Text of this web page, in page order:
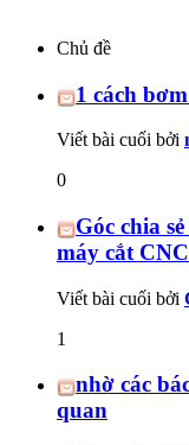
Chủ đề
1 cách
Viết bài cuối bởi
0
Góc chia
máy cắt
Viết bài cuối bởi
1
nhờ các
quan